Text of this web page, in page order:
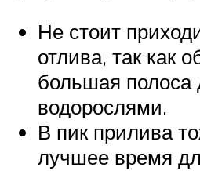
Не стоит
отлива, так как
большая полоса
водорослями.
В пик прилива
лучшее время